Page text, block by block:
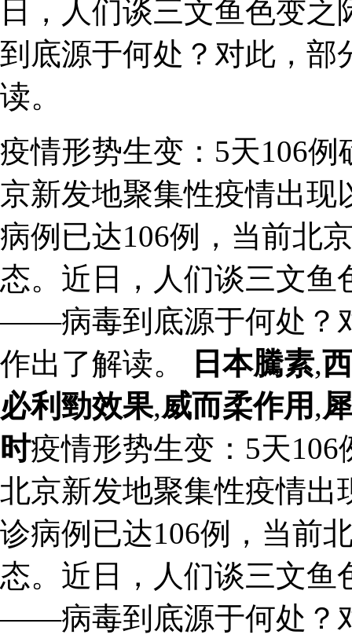
日，人们谈三文鱼色变
到底源于何处？对此，部
读。
疫情形势生变：5天106
京新发地聚集性疫情出现
病例已达106例，当前北
态。近日，人们谈三文
——病毒到底源于何处？
作出了解读。
日本騰素,
必利勁效果,威而柔作用 ,
时疫情形势生变：5天
北京新发地聚集性疫情出
诊病例已达106例，当前
态。近日，人们谈三文
——病毒到底源于何处？